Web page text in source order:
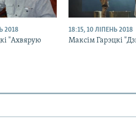
2018
"Ахвярую
18:15, 10 ЛІПЕНЬ 2018
Максім Гарэцкі